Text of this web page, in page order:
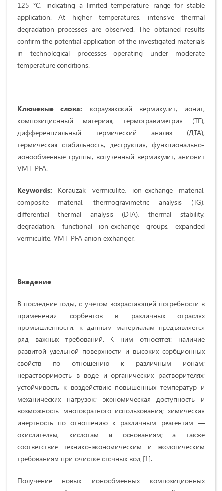
125 °C, indicating a limited temperature range for stable
application. At higher temperatures, intensive thermal
degradation processes are observed. The obtained results
confirm the potential application of the investigated materials
in technological processes operating under moderate
temperature conditions.
Ключевые слова:
кораузакский вермикулит, ионит,
композиционный материал, термогравиметрия (ТГ),
дифференциальный термический анализ (ДТА),
термическая стабильность, деструкция, функционально-
ионообменные группы, вспученный вермикулит, анионит
VMT-PFA.
Keywords: Korauzak vermiculite, ion-exchange material,
composite material, thermogravimetric analysis (TG),
differential thermal analysis (DTA), thermal stability,
degradation, functional ion-exchange groups, expanded
vermiculite, VMT-PFA anion exchanger.
Введение
В последние годы, с учетом возрастающей потребности в
применении сорбентов в различных отраслях
промышленности, к данным материалам предъявляется
ряд важных требований. К ним относятся: наличие
развитой удельной поверхности и высоких сорбционных
свойств по отношению к различным ионам;
нерастворимость в воде и органических растворителях;
устойчивость к воздействию повышенных температур и
механических нагрузок; экономическая доступность и
возможность многократного использования; химическая
инертность по отношению к различным реагентам —
окислителям, кислотам и основаниям; а также
соответствие технико-экономическим и экологическим
требованиям при очистке сточных вод [1].
Получение новых ионообменных композиционных